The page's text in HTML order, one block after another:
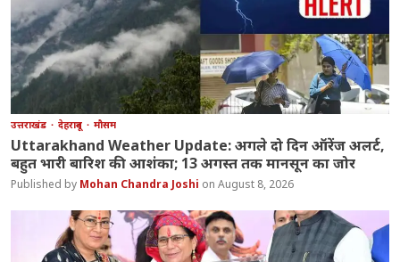
उत्तराखंड देहरादून मौसम
Uttarakhand Weather Update: अगले दो दिन ऑरेंज अलर्ट,
बहुत भारी बारिश की आशंका; 13 अगस्त तक मानसून का जोर
Mohan Chandra Joshi August 8, 2026